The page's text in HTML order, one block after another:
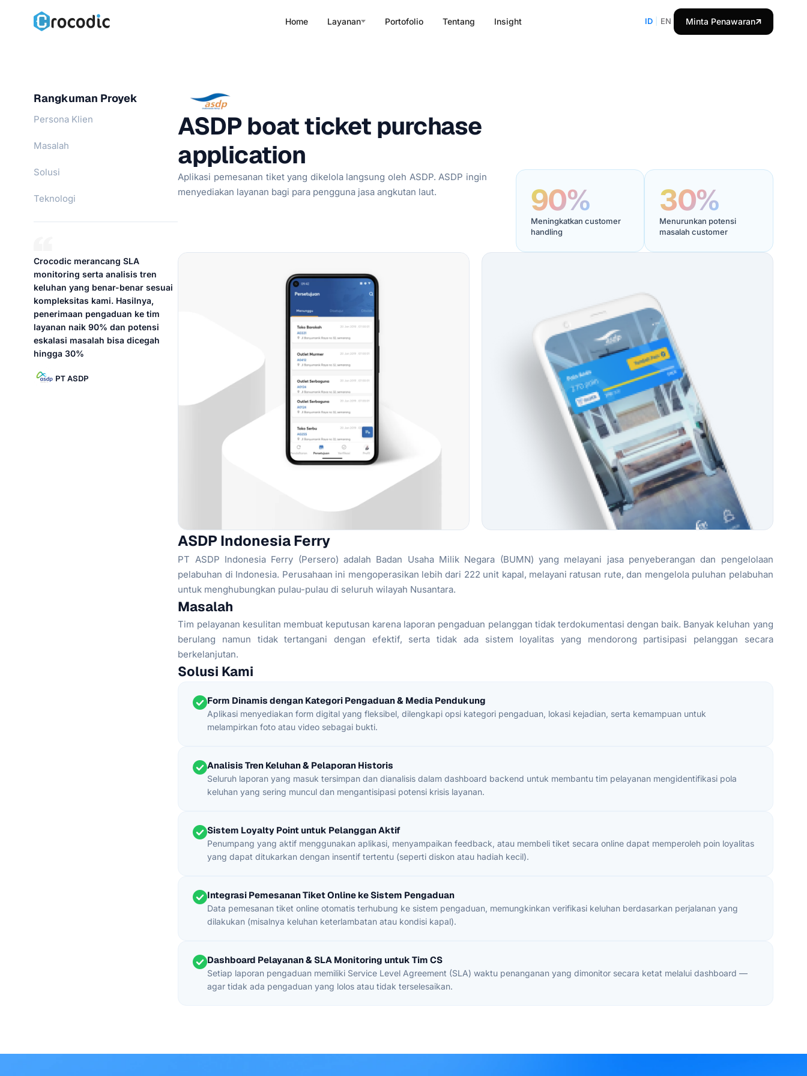
Home Layanan Portofolio Tentang Insight ID EN Minta Penawaran
Rangkuman Proyek
Persona Klien
Masalah
Solusi
Teknologi
Crocodic merancang SLA
monitoring serta analisis tren
keluhan yang benar-benar sesuai
kompleksitas kami. Hasilnya,
penerimaan pengaduan ke tim
layanan naik 90% dan potensi
eskalasi masalah bisa dicegah
hingga 30%
PT ASDP
ASDP boat ticket purchase
application
Aplikasi pemesanan tiket yang dikelola langsung oleh ASDP. ASDP ingin
menyediakan layanan bagi para pengguna jasa angkutan laut.
90%
Meningkatkan customer
handling
30%
Menurunkan potensi
masalah customer
ASDP Indonesia Ferry
PT ASDP Indonesia Ferry (Persero) adalah Badan Usaha Milik Negara (BUMN) yang melayani jasa penyeberangan dan pengelolaan
pelabuhan di Indonesia. Perusahaan ini mengoperasikan lebih dari 222 unit kapal, melayani ratusan rute, dan mengelola puluhan pelabuhan
untuk menghubungkan pulau-pulau di seluruh wilayah Nusantara.
Masalah
Tim pelayanan kesulitan membuat keputusan karena laporan pengaduan pelanggan tidak terdokumentasi dengan baik. Banyak keluhan yang
berulang namun tidak tertangani dengan efektif, serta tidak ada sistem loyalitas yang mendorong partisipasi pelanggan secara
berkelanjutan.
Solusi Kami
Form Dinamis dengan Kategori Pengaduan & Media Pendukung
Aplikasi menyediakan form digital yang fleksibel, dilengkapi opsi kategori pengaduan, lokasi kejadian, serta kemampuan untuk
melampirkan foto atau video sebagai bukti.
Analisis Tren Keluhan & Pelaporan Historis
Seluruh laporan yang masuk tersimpan dan dianalisis dalam dashboard backend untuk membantu tim pelayanan mengidentifikasi pola
keluhan yang sering muncul dan mengantisipasi potensi krisis layanan.
Sistem Loyalty Point untuk Pelanggan Aktif
Penumpang yang aktif menggunakan aplikasi, menyampaikan feedback, atau membeli tiket secara online dapat memperoleh poin loyalitas
yang dapat ditukarkan dengan insentif tertentu (seperti diskon atau hadiah kecil).
Integrasi Pemesanan Tiket Online ke Sistem Pengaduan
Data pemesanan tiket online otomatis terhubung ke sistem pengaduan, memungkinkan verifikasi keluhan berdasarkan perjalanan yang
dilakukan (misalnya keluhan keterlambatan atau kondisi kapal).
Dashboard Pelayanan & SLA Monitoring untuk Tim CS
Setiap laporan pengaduan memiliki Service Level Agreement (SLA) waktu penanganan yang dimonitor secara ketat melalui dashboard —
agar tidak ada pengaduan yang lolos atau tidak terselesaikan.